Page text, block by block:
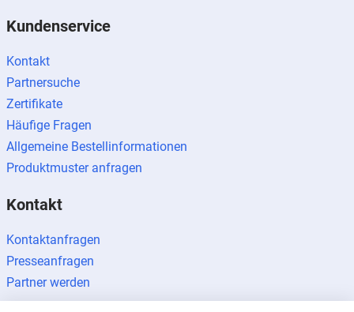
Kundenservice
Kontakt
Partnersuche
Zertifikate
Häufige Fragen
Allgemeine Bestellinformationen
Produktmuster anfragen
Kontakt
Kontaktanfragen
Presseanfragen
Partner werden